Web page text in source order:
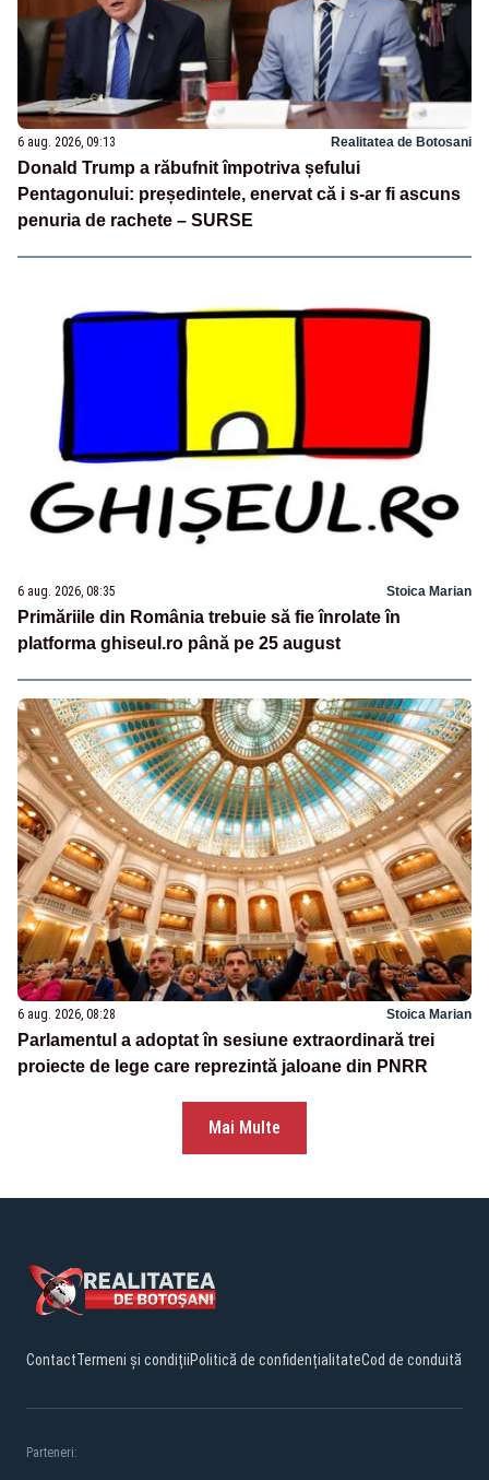
6 aug. 2026, 09:13 Realitatea de Botosani
Donald Trump a răbufnit împotriva șefului
Pentagonului: președintele, enervat că i s-ar fi ascuns
penuria de rachete – SURSE
6 aug. 2026, 08:35 Stoica Marian
Primăriile din România trebuie să fie înrolate în
platforma ghiseul.ro până pe 25 august
6 aug. 2026, 08:28 Stoica Marian
Parlamentul a adoptat în sesiune extraordinară trei
proiecte de lege care reprezintă jaloane din PNRR
Mai Multe
ContactTermeni și condițiiPolitică de confidențialitateCod de conduită
Parteneri: